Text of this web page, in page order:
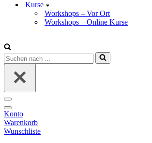
Kurse
Workshops – Vor Ort
Workshops – Online Kurse
Suchen
nach …
Navigations-
Menü
Navigations-
Menü
Konto
Warenkorb
Wunschliste